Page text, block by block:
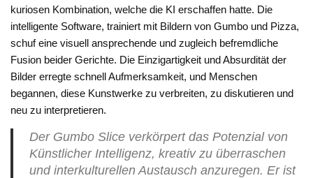
kuriosen Kombination, welche die KI erschaffen hatte. Die
intelligente Software, trainiert mit Bildern von Gumbo und Pizza,
schuf eine visuell ansprechende und zugleich befremdliche
Fusion beider Gerichte. Die Einzigartigkeit und Absurdität der
Bilder erregte schnell Aufmerksamkeit, und Menschen
begannen, diese Kunstwerke zu verbreiten, zu diskutieren und
neu zu interpretieren.
Der Gumbo Slice verkörpert das Potenzial von
Künstlicher Intelligenz, kreativ zu überraschen
und interkulturellen Austausch anzuregen. Er ist